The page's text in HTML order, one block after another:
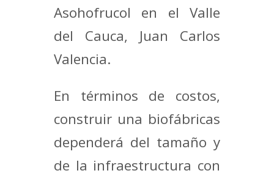
Asohofrucol en el Valle
del Cauca, Juan Carlos
Valencia.
En términos de costos,
construir una biofábricas
dependerá del tamaño y
de la infraestructura con